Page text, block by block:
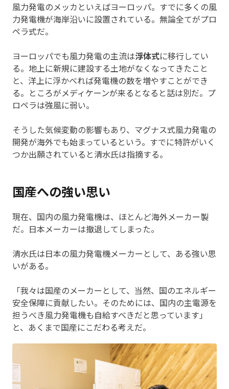
風力発電のメッカといえばヨーロッパ。すでに多くの風
力発電機が海岸沿いに設置されている。無論全てがプロ
ペラ式だ。
ヨーロッパでも風力発電の主流は浮体式に移行してい
る。地上に新規に建設する土地がなくなってきたこと
と、洋上に浮かべれば発電機の数を増やすことができ
る。ところがメディケーンが来るとなると話は別だ。プ
ロペラは強風に弱い。
そうした気候変動の影響もあり、マグナス式風力発電の
開発が海外でも始まっているという。すでに特許がいく
つか出願されていると清水氏は指摘する。
国産への強い思い
現在、国内の風力発電機は、ほとんど海外メーカー製
だ。日本メーカーは撤退してしまった。
清水氏は日本の風力発電機メーカーとして、ある強い思
いがある。
「我々は国産のメーカーとして、当然、国のエネルギー
安全保障に貢献したい。そのためには、国内の主電源を
担うべき風力発電機も自給すべきだと思っています」
と、あくまで国産にこだわる考えだ。